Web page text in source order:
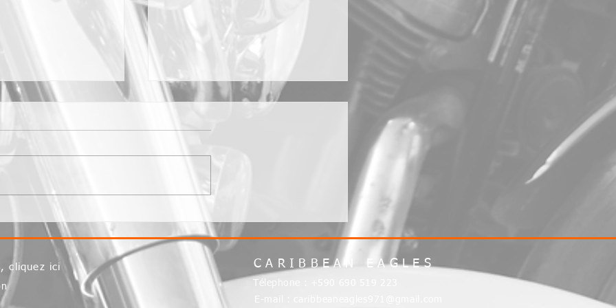
12 août 2017
cliquez ici CARIBBEAN EAGLES
Télephone :
E-mail :